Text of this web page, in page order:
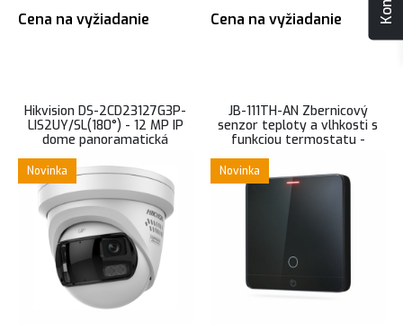
Cena na vyžiadanie Cena na vyžiadanie
Hikvision DS-2CD23127G3P-
LIS2UY/SL(180°) - 12 MP IP
dome panoramatická
kamera, AcuSense, ColorVu s
hybridným prísvitom
Novinka
JB-111TH-AN Zbernicový
senzor teploty a vlhkosti s
funkciou termostatu -
antracitový
Novinka